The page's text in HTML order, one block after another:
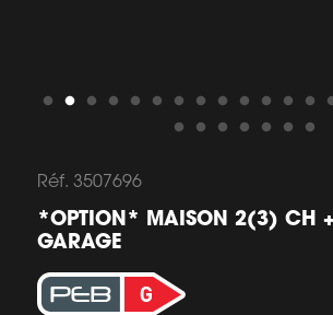
Réf. 3507696
*OPTION* MAISON 2(3) CH
GARAGE